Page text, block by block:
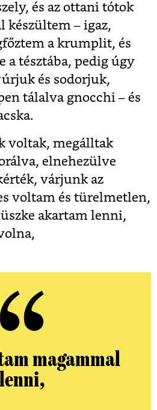
és az ottani tótok
készültem – igaz,
a krumplit, és
a tésztába, pedig úgy
és sodorjuk,
tálalva gnocchi – és
voltak, megálltak
elnehezülve
várjunk az
voltam és türelmetlen,
akartam lenni,
magammal
lenni,